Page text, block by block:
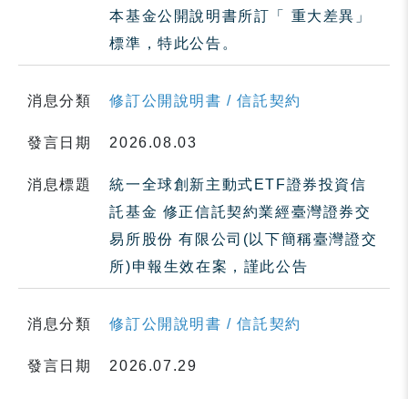
本基金公開說明書所訂「 重大差異」
標準，特此公告。
消息分類 修訂公開說明書 / 信託契約
發言日期 2026.08.03
消息標題
統一全球創新主動式ETF證券投資信
託基金 修正信託契約業經臺灣證券交
易所股份 有限公司(以下簡稱臺灣證交
所)申報生效在案，謹此公告
消息分類 修訂公開說明書 / 信託契約
發言日期 2026.07.29